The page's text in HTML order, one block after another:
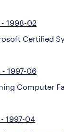
- 1998-02
Certified
- 1997-06
Computer
1997-04